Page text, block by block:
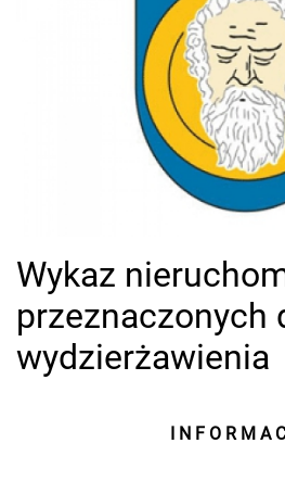
Wykaz
przeznaczonych
wydzierżawienia
I N F O R M A